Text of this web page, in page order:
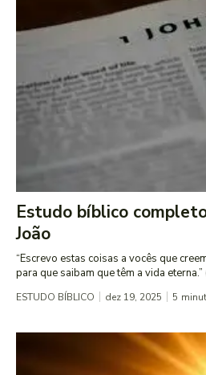
Estudo bíblico
João
“Escrevo estas coisas a vocês que
ESTUDO BÍBLICO dez 19, 2025 5